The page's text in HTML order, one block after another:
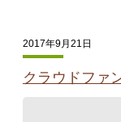
おひるごはん
お休み中
2017年9月21日
クラウドファ